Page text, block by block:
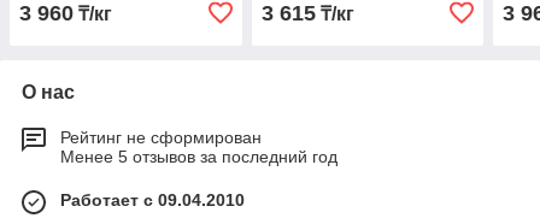
3 960 ₸/кг 3 615₸/кг 3
О нас
Рейтинг не сформирован
Менее 5 отзывов за последний год
Работает с 09.04.2010